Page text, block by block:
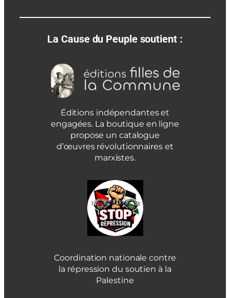
La Cause du Peuple soutient :
Éditions indépendantes et
engagées. La boutique en ligne
propose un catalogue
d’œuvres révolutionnaires et
marxistes.
Coordination nationale contre
la répression du soutien à la
Palestine